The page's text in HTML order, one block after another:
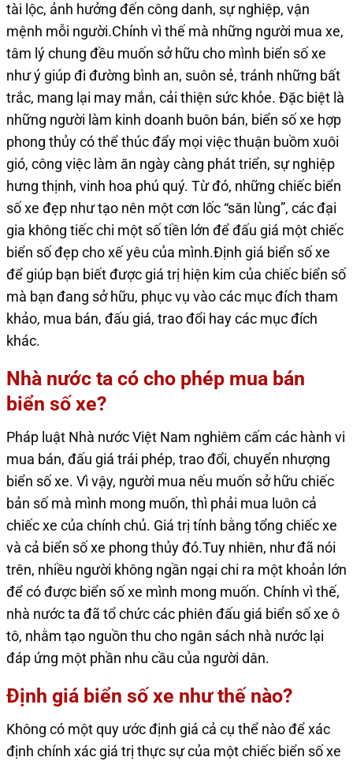
tài lộc, ảnh hưởng đến công danh, sự nghiệp, vận
mệnh mỗi người.Chính vì thế mà những người mua xe,
tâm lý chung đều muốn sở hữu cho mình biển số xe
như ý giúp đi đường bình an, suôn sẻ, tránh những bất
trắc, mang lại may mắn, cải thiện sức khỏe. Đặc biệt là
những người làm kinh doanh buôn bán, biển số xe hợp
phong thủy có thể thúc đẩy mọi việc thuận buồm xuôi
gió, công việc làm ăn ngày càng phát triển, sự nghiệp
hưng thịnh, vinh hoa phú quý. Từ đó, những chiếc biển
số xe đẹp như tạo nên một cơn lốc “săn lùng”, các đại
gia không tiếc chi một số tiền lớn để đấu giá một chiếc
biển số đẹp cho xế yêu của mình.Định giá biển số xe
để giúp bạn biết được giá trị hiện kim của chiếc biển số
mà bạn đang sở hữu, phục vụ vào các mục đích tham
khảo, mua bán, đấu giá, trao đổi hay các mục đích
khác.
Nhà nước ta có cho phép mua bán
biển số xe?
Pháp luật Nhà nước Việt Nam nghiêm cấm các hành vi
mua bán, đấu giá trái phép, trao đổi, chuyển nhượng
biển số xe. Vì vậy, người mua nếu muốn sở hữu chiếc
bản số mà mình mong muốn, thì phải mua luôn cả
chiếc xe của chính chủ. Giá trị tính bằng tổng chiếc xe
và cả biển số xe phong thủy đó.Tuy nhiên, như đã nói
trên, nhiều người không ngần ngại chi ra một khoản lớn
để có được biển số xe mình mong muốn. Chính vì thế,
nhà nước ta đã tổ chức các phiên đấu giá biển số xe ô
tô, nhằm tạo nguồn thu cho ngân sách nhà nước lại
đáp ứng một phần nhu cầu của người dân.
Định giá biển số xe như thế nào?
Không có một quy ước định giá cả cụ thể nào để xác
định chính xác giá trị thực sự của một chiếc biển số xe